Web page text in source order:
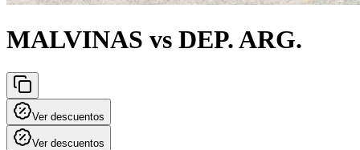
MALVINAS vs DEP. ARG.
Ver descuentos
Ver descuentos